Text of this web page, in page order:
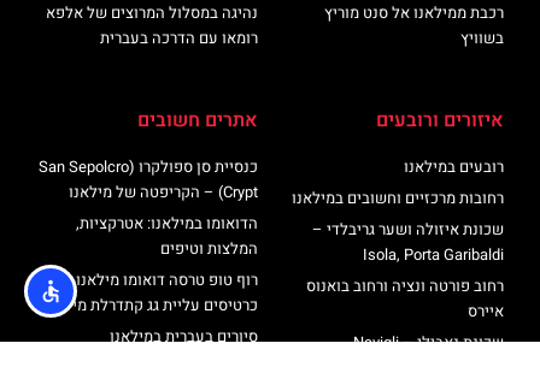
רכבת ממילאנו אל סנט מוריץ
בשוויץ
נהיגה במסלול המרוצים של אלפא
רומאו עם הדרכה בעברית
איזורים ורובעים
רובעים במילאנו
רחובות מרכזיים וחשובים במילאנו
שכונת איזולה ושער גריבלדי –
Isola, Porta Garibaldi
רחוב פורטה ונציה ורחוב בואנוס
איירס
שכונת נאבילי – Navigli
אתרים חשובים
כנסיית סן ספולקרו (San Sepolcro
Crypt) – הקריפטה של מילאנו
הדואומו במילאנו: אטרקציות,
המלצות וטיפים
רוף טופ טרסה דואומו מילאנו –
כרטיסים עליית גג קתדרלת מילאנו
סיורים בעברית במילאנו